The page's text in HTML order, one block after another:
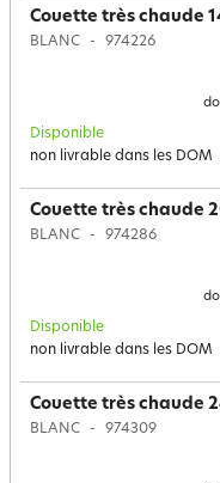
Couette très chaude
BLANC 974226
Disponible
non livrable dans les DOM
Couette très chaude
BLANC 974286
Disponible
non livrable dans les DOM
Couette très chaude
BLANC 974309